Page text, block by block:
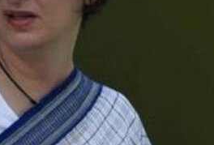
हुई हत्याओं के बाद कांग्रेस
से सोनभद्र जाने के दौरान उन्हें
प्रियंका